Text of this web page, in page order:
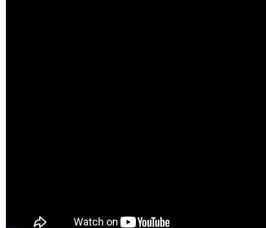
Tel：011-891-2731（代表）